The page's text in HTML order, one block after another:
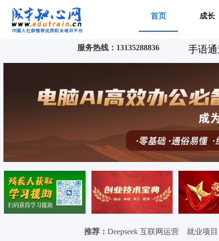
首页 成长
服务热线：13135288836 手语
推荐： Deepseek 互联网运营
就业项目